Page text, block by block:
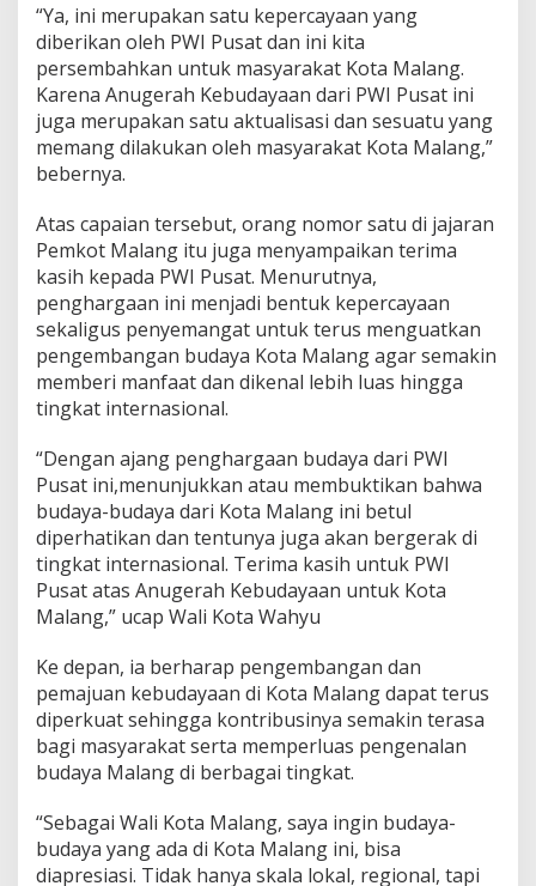
“Ya, ini merupakan satu kepercayaan yang
diberikan oleh PWI Pusat dan ini kita
persembahkan untuk masyarakat Kota Malang.
Karena Anugerah Kebudayaan dari PWI Pusat ini
juga merupakan satu aktualisasi dan sesuatu yang
memang dilakukan oleh masyarakat Kota Malang,”
bebernya.
Atas capaian tersebut, orang nomor satu di jajaran
Pemkot Malang itu juga menyampaikan terima
kasih kepada PWI Pusat. Menurutnya,
penghargaan ini menjadi bentuk kepercayaan
sekaligus penyemangat untuk terus menguatkan
pengembangan budaya Kota Malang agar semakin
memberi manfaat dan dikenal lebih luas hingga
tingkat internasional.
“Dengan ajang penghargaan budaya dari PWI
Pusat ini,menunjukkan atau membuktikan bahwa
budaya-budaya dari Kota Malang ini betul
diperhatikan dan tentunya juga akan bergerak di
tingkat internasional. Terima kasih untuk PWI
Pusat atas Anugerah Kebudayaan untuk Kota
Malang,” ucap Wali Kota Wahyu
Ke depan, ia berharap pengembangan dan
pemajuan kebudayaan di Kota Malang dapat terus
diperkuat sehingga kontribusinya semakin terasa
bagi masyarakat serta memperluas pengenalan
budaya Malang di berbagai tingkat.
“Sebagai Wali Kota Malang, saya ingin budaya-
budaya yang ada di Kota Malang ini, bisa
diapresiasi. Tidak hanya skala lokal, regional, tapi